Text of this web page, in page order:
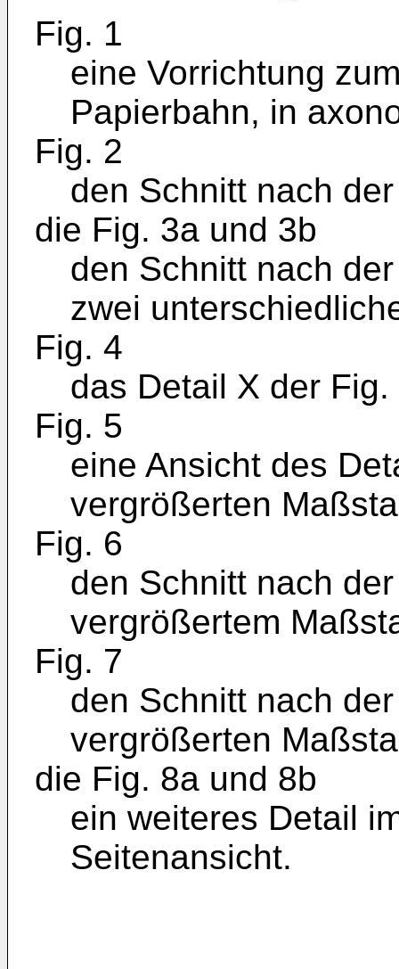
Fig. 1
eine Vorrichtung
Papierbahn, in
Fig. 2
den Schnitt nach
die Fig. 3a und 3b
den Schnitt nach
zwei
Fig. 4
das Detail X der
Fig. 5
eine Ansicht des
vergrößerten
Fig. 6
den Schnitt nach
vergrößertem
Fig. 7
den Schnitt nach
vergrößerten
die Fig. 8a und 8b
ein weiteres Detail
Seitenansicht.